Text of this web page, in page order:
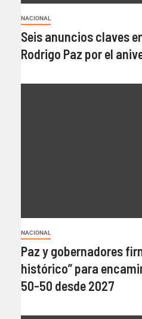
NACIONAL
Seis anuncios claves
Rodrigo Paz por el
NACIONAL
Paz y gobernadores
histórico” para
50-50 desde 2027